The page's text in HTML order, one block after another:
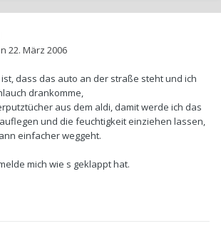
22. März 2006
dass das auto an der straße steht und ich
drankomme,
aus dem aldi, damit werde ich das
und die feuchtigkeit einziehen lassen,
einfacher weggeht.
mich wie s geklappt hat.